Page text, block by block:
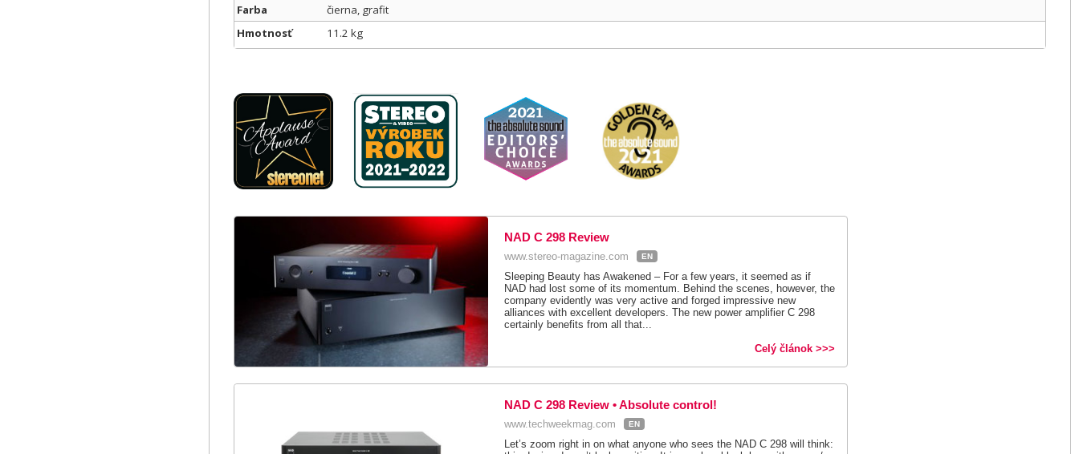
Farba
čierna, grafit
Hmotnosť
11.2 kg
NAD C 298 Review
www.stereo-magazine.com EN
Sleeping Beauty has Awakened – For a few years, it seemed as if
NAD had lost some of its momentum. Behind the scenes, however, the
company evidently was very active and forged impressive new
alliances with excellent developers. The new power amplifier C 298
certainly benefits from all that...
Celý článok >>>
NAD C 298 Review • Absolute control!
www.techweekmag.com EN
Let’s zoom right in on what anyone who sees the NAD C 298 will think: